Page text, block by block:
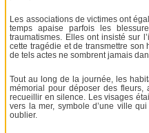
Les associations de victimes ont
temps apaise parfois les
traumatismes. Elles ont insisté sur
cette tragédie et de transmettre
de tels actes ne sombrent jamais
Tout au long de la journée, les
mémorial pour déposer des
recueillir en silence. Les visages
vers la mer, symbole d’une ville
oublier.